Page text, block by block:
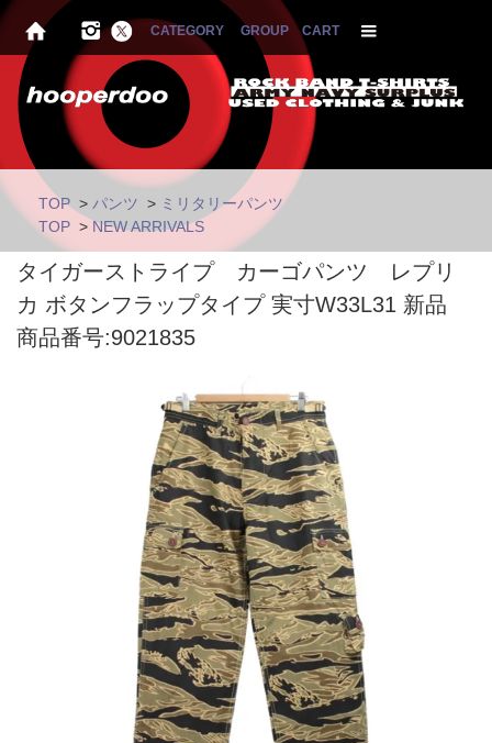
CATEGORY GROUP CART
TOP > パンツ > ミリタリーパンツ
TOP > NEW ARRIVALS
タイガーストライプ カーゴパンツ レプリ
カ ボタンフラップタイプ 実寸W33L31 新品
商品番号:9021835